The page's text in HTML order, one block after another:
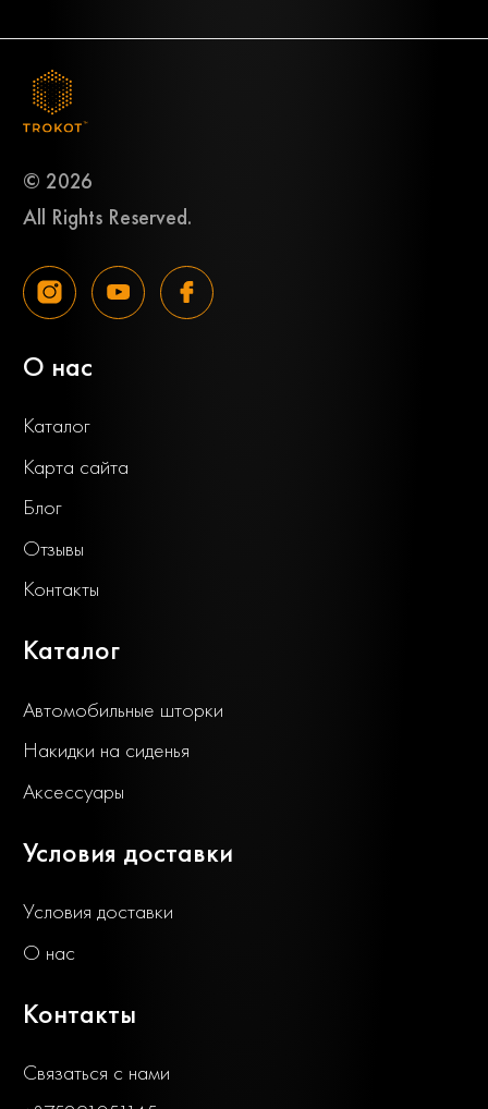
© 2026
All Rights Reserved.
О нас
Каталог
Карта сайта
Блог
Отзывы
Контакты
Каталог
Автомобильные шторки
Накидки на сиденья
Аксессуары
Условия доставки
Условия доставки
О нас
Контакты
Связаться с нами